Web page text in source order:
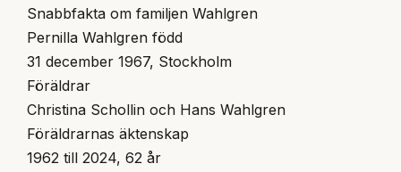
Snabbfakta om familjen Wahlgren
Pernilla Wahlgren född
31 december 1967, Stockholm
Föräldrar
Christina Schollin och Hans Wahlgren
Föräldrarnas äktenskap
1962 till 2024, 62 år